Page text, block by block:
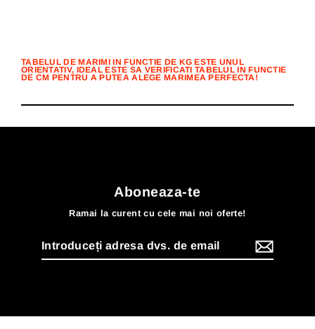
TABELUL DE MARIMI IN FUNCTIE DE KG ESTE UNUL
ORIENTATIV, IDEAL ESTE SA VERIFICATI TABELUL IN FUNCTIE
DE CM PENTRU A PUTEA ALEGE MARIMEA PERFECTA!
Aboneaza-te
Ramai la curent cu cele mai noi oferte!
adresa